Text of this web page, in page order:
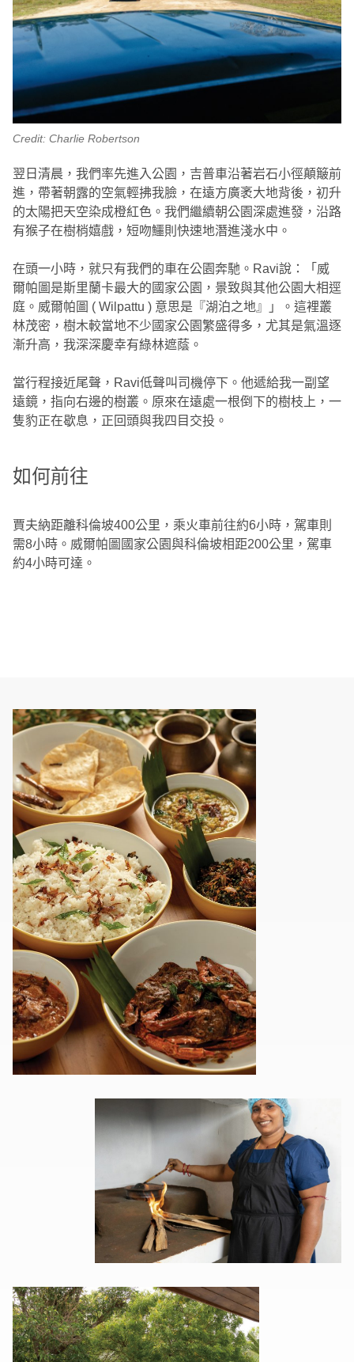
Credit: Charlie Robertson
翌日清晨，我們率先進入公園，吉普車沿著岩石小徑顛簸前
進，帶著朝露的空氣輕拂我臉，在遠方廣袤大地背後，初升
的太陽把天空染成橙紅色。我們繼續朝公園深處進發，沿路
有猴子在樹梢嬉戲，短吻鱷則快速地潛進淺水中。
在頭一小時，就只有我們的車在公園奔馳。Ravi說：「威
爾帕圖是斯里蘭卡最大的國家公園，景致與其他公園大相逕
庭。威爾帕圖 ( Wilpattu ) 意思是『湖泊之地』」。這裡叢
林茂密，樹木較當地不少國家公園繁盛得多，尤其是氣溫逐
漸升高，我深深慶幸有綠林遮蔭。
當行程接近尾聲，Ravi低聲叫司機停下。他遞給我一副望
遠鏡，指向右邊的樹叢。原來在遠處一根倒下的樹枝上，一
隻豹正在歇息，正回頭與我四目交投。
如何前往
賈夫納距離科倫坡400公里，乘火車前往約6小時，駕車則
需8小時。威爾帕圖國家公園與科倫坡相距200公里，駕車
約4小時可達。